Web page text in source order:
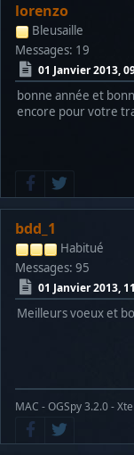
lorenzo
Bleusaille
Messages: 19
01 Janvier 2013,
bonne année et
encore pour votre
bdd_1
Habitué
Messages: 95
01 Janvier 2013,
Meilleurs voeux et
MAC - OGSpy 3.2.0 -